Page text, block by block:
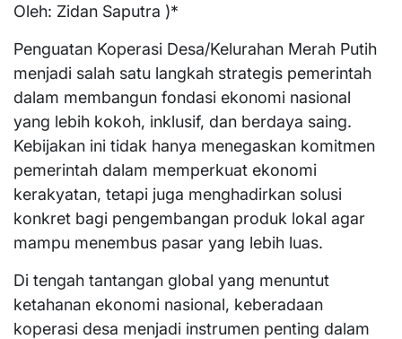
Oleh: Zidan Saputra )*
Penguatan Koperasi Desa/Kelurahan Merah Putih
menjadi salah satu langkah strategis pemerintah
dalam membangun fondasi ekonomi nasional
yang lebih kokoh, inklusif, dan berdaya saing.
Kebijakan ini tidak hanya menegaskan komitmen
pemerintah dalam memperkuat ekonomi
kerakyatan, tetapi juga menghadirkan solusi
konkret bagi pengembangan produk lokal agar
mampu menembus pasar yang lebih luas.
Di tengah tantangan global yang menuntut
ketahanan ekonomi nasional, keberadaan
koperasi desa menjadi instrumen penting dalam